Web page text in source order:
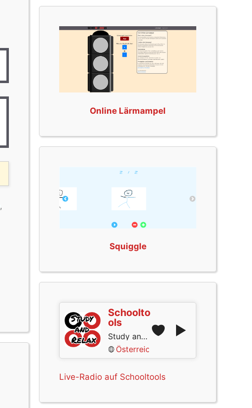
,
Online Lärmampel
Squiggle
Schoolto
ols
Study and Relax
Österreich
Live-Radio auf Schooltools